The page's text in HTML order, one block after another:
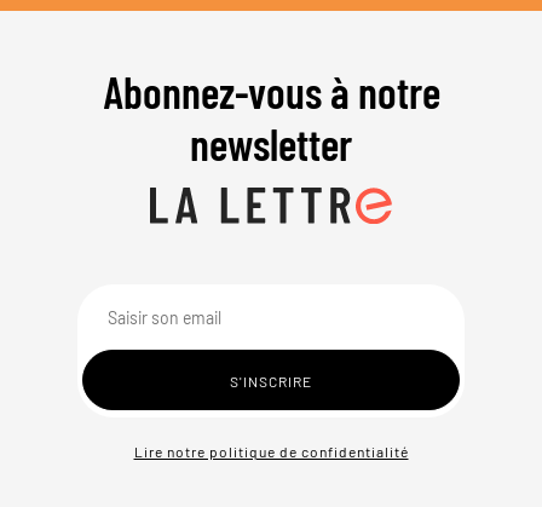
Abonnez-vous à notre
newsletter
Lire notre politique de confidentialité